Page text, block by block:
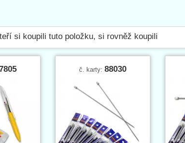
si koupili tuto položku, si rovněž koupili
č. karty: 88030